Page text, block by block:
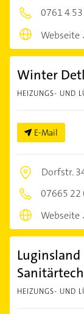
0761 4
Webseite
Winter
HEIZUNGS- UND
E-Mail
Dorfstr.
07665 22
Webseite
HEIZUNGS- UND